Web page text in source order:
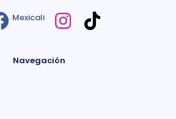
Mexicali
Navegación